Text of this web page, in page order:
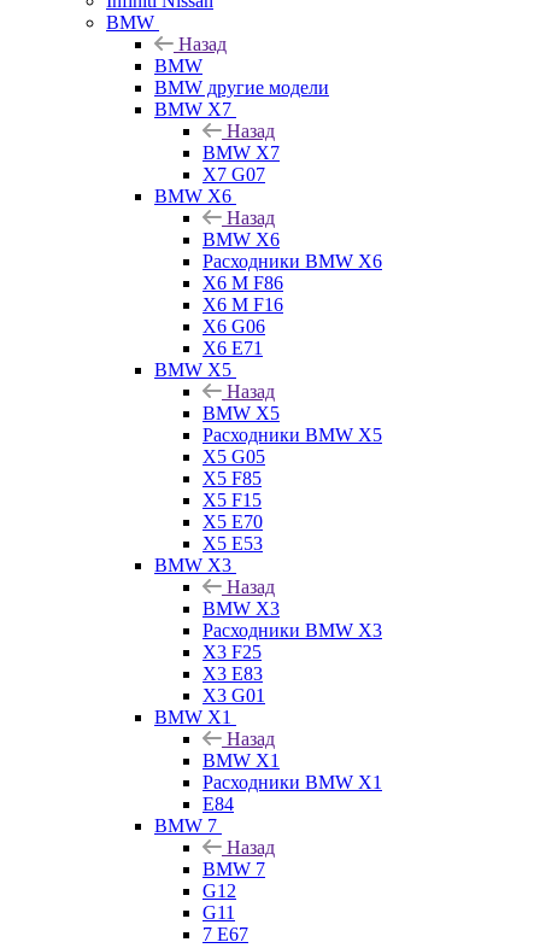
BMW
Назад
BMW
BMW другие модели
BMW X7
Назад
BMW X7
X7 G07
BMW X6
Назад
BMW X6
Расходники BMW X6
X6 M F86
X6 M F16
X6 G06
X6 E71
BMW X5
Назад
BMW X5
Расходники BMW X5
X5 G05
X5 F85
X5 F15
X5 E70
X5 E53
BMW X3
Назад
BMW X3
Расходники BMW X3
X3 F25
X3 E83
X3 G01
BMW X1
Назад
BMW X1
Расходники BMW X1
E84
BMW 7
Назад
BMW 7
G12
G11
7 Е67